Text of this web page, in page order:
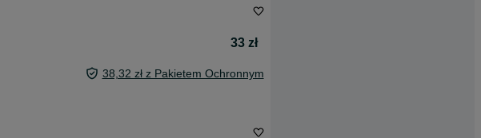
33 zł
38,32 zł z Pakietem Ochronnym